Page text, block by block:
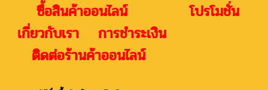
ซื้อสินค้าออนไลน์ โปรโมชั่น
เกี่ยวกับเรา การชำระเงิน
ติดต่อร้านค้าออนไลน์